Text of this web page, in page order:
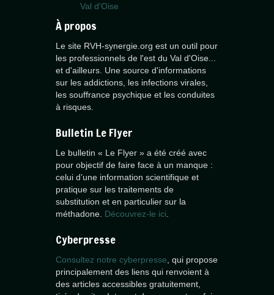
Val d'Oise
À propos
Le site RVH-synergie.org est un outil pour
les professionnels de l'est du Val d'Oise...
et d'ailleurs. Une source d'informations
sur les addictions, les infections virales,
les souffrance psychique et les conduites
à risques.
Bulletin Le Flyer
Le bulletin « Le Flyer » a été créé avec
pour objectif de faire face à un manque :
celui d’une information scientifique et
pratique sur les traitements de
substitution et en particulier sur la
méthadone. Découvrez-le ici
Cyberpresse
Consultez notre cyberpresse , qui propose
principalement des liens qui renvoient à
des articles accessibles gratuitement,